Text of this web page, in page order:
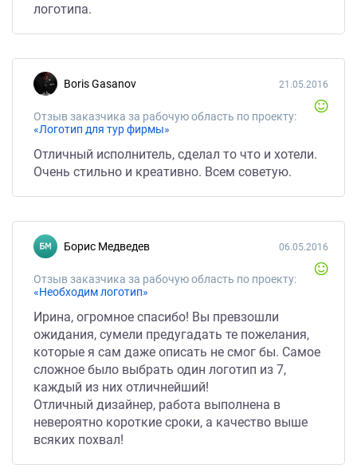
логотипа.
Boris Gasanov
Отзыв заказчика за рабочую область по проекту:
«Логотип для тур фирмы»
21.05.2016
Отличный исполнитель, сделал то что и хотели.
Очень стильно и креативно. Всем советую.
Борис Медведев
Отзыв заказчика за рабочую область по проекту:
«Необходим логотип»
06.05.2016
Ирина, огромное спасибо! Вы превзошли
ожидания, сумели предугадать те пожелания,
которые я сам даже описать не смог бы. Самое
сложное было выбрать один логотип из 7,
каждый из них отличнейший!
Отличный дизайнер, работа выполнена в
невероятно короткие сроки, а качество выше
всяких похвал!